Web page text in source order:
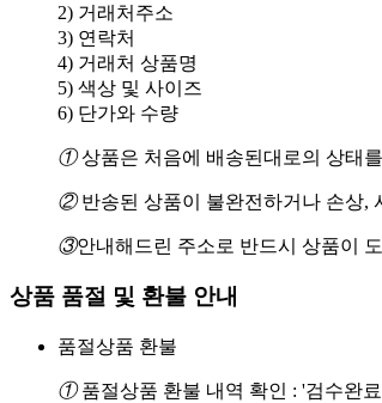
2) 거래처주소
3) 연락처
4) 거래처 상품명
5) 색상 및 사이즈
6) 단가와 수량
①상품은 처음에 배송된대로의 상태
②반송된 상품이 불완전하거나 손상,
③안내해드린 주소로 반드시 상품이
상품 품절 및 환불 안내
품절상품 환불
①품절상품 환불 내역 확인 : '검수완